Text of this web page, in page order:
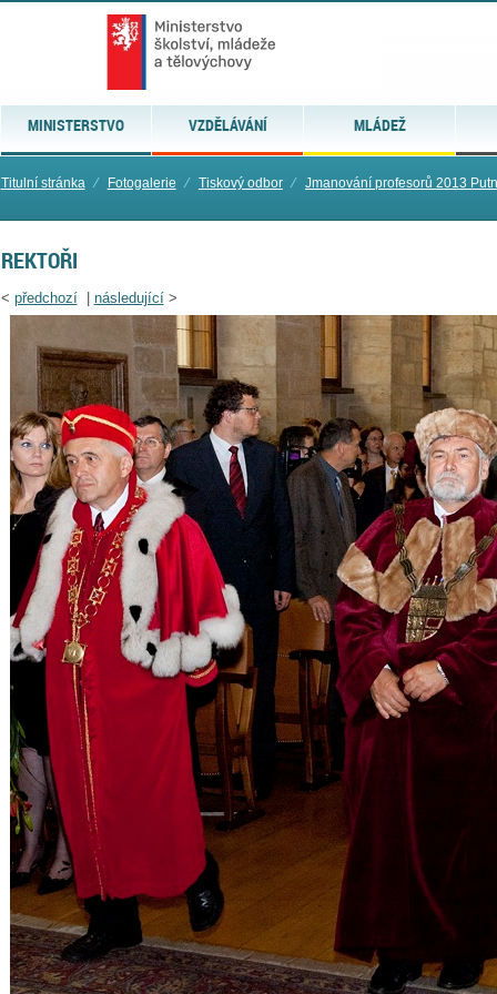
MINISTERSTVO VZDĚLÁVÁNÍ MLÁDEŽ
Titulní stránka ⁄ Fotogalerie ⁄ Tiskový odbor ⁄ Jmanování profesorů 2013
REKTOŘI
< předchozí| následující>